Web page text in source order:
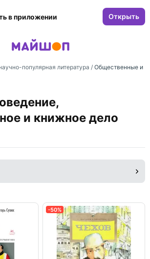
в приложении Открыть
популярная литература / Общественные и
и книжное дело
-50%